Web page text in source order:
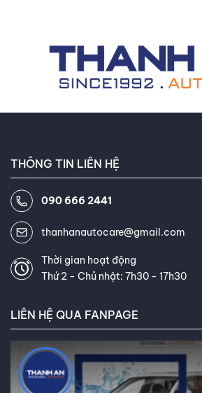
sẽ cung cấp kiến thức chuyên sâu
và xử lý triệt để tình trạng gạt mưa
THÔNG TIN LIÊN HỆ
090 666 2441
thanhanautocare@gmail.com
Thời gian hoạt động
Thứ 2 - Chủ nhật: 7h30 - 17h30
LIÊN HỆ QUA FANPAGE